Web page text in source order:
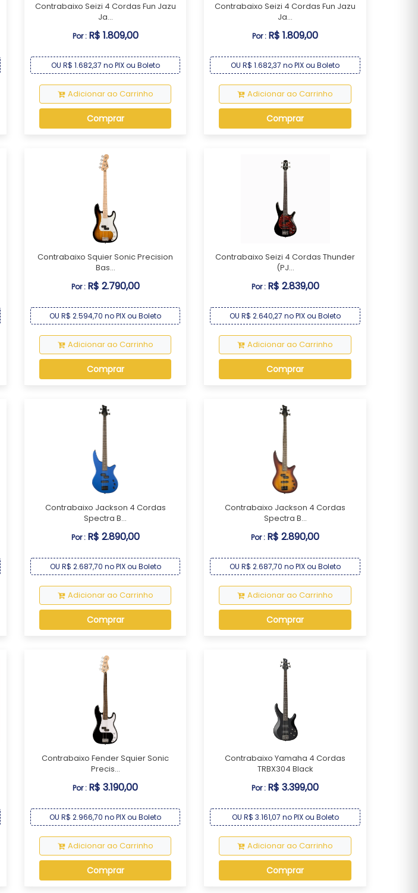
Contrabaixo Seizi 4 Cordas Fun Jazu
Ja...
Por : R$ 1.809,00
OU R$ 1.682,37 no PIX ou Boleto
Adicionar ao Carrinho
Comprar
Contrabaixo Seizi 4 Cordas Fun Jazu
Ja...
Por : R$ 1.809,00
OU R$ 1.682,37 no PIX ou Boleto
Adicionar ao Carrinho
Comprar
Contrabaixo Squier Sonic Precision
Bas...
Por : R$ 2.790,00
OU R$ 2.594,70 no PIX ou Boleto
Adicionar ao Carrinho
Comprar
Contrabaixo Seizi 4 Cordas Thunder
(PJ...
Por : R$ 2.839,00
OU R$ 2.640,27 no PIX ou Boleto
Adicionar ao Carrinho
Comprar
Contrabaixo Jackson 4 Cordas
Spectra B...
Por : R$ 2.890,00
OU R$ 2.687,70 no PIX ou Boleto
Adicionar ao Carrinho
Comprar
Contrabaixo Jackson 4 Cordas
Spectra B...
Por : R$ 2.890,00
OU R$ 2.687,70 no PIX ou Boleto
Adicionar ao Carrinho
Comprar
Contrabaixo Fender Squier Sonic
Precis...
Por : R$ 3.190,00
OU R$ 2.966,70 no PIX ou Boleto
Adicionar ao Carrinho
Comprar
Contrabaixo Yamaha 4 Cordas
TRBX304 Black
Por : R$ 3.399,00
OU R$ 3.161,07 no PIX ou Boleto
Adicionar ao Carrinho
Comprar